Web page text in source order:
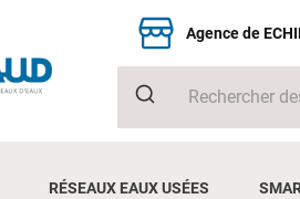
Agence de
RÉSEAUX EAUX USÉES